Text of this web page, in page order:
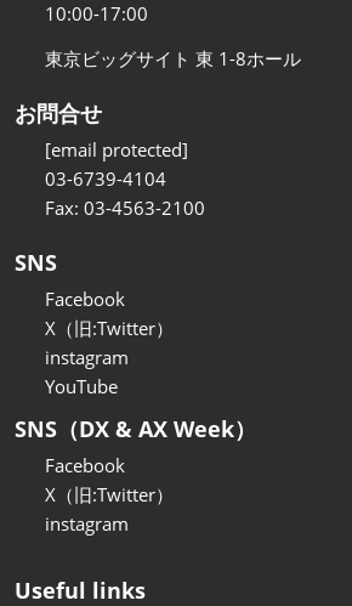
10:00-17:00
東京ビッグサイト 東 1-8ホール
お問合せ
[email protected]
03-6739-4104
Fax: 03-4563-2100
SNS
Facebook
X（旧:Twitter）
instagram
YouTube
SNS（DX & AX Week）
Facebook
X（旧:Twitter）
instagram
Useful links